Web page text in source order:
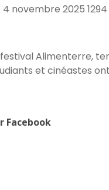
4 novembre 2025 1294
festival Alimenterre,
et cinéastes
Facebook